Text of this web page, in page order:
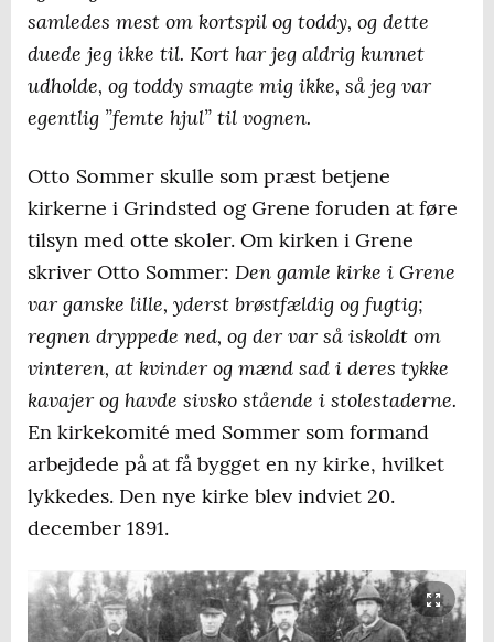
samledes mest om kortspil og toddy, og dette
duede jeg ikke til. Kort har jeg aldrig kunnet
udholde, og toddy smagte mig ikke, så jeg var
egentlig ”femte hjul” til vognen.
Otto Sommer skulle som præst betjene
kirkerne i Grindsted og Grene foruden at føre
tilsyn med otte skoler. Om kirken i Grene
skriver Otto Sommer: Den gamle kirke i Grene
var ganske lille, yderst brøstfældig og fugtig;
regnen dryppede ned, og der var så iskoldt om
vinteren, at kvinder og mænd sad i deres tykke
kavajer og havde sivsko stående i stolestaderne.
En kirkekomité med Sommer som formand
arbejdede på at få bygget en ny kirke, hvilket
lykkedes. Den nye kirke blev indviet 20.
december 1891.